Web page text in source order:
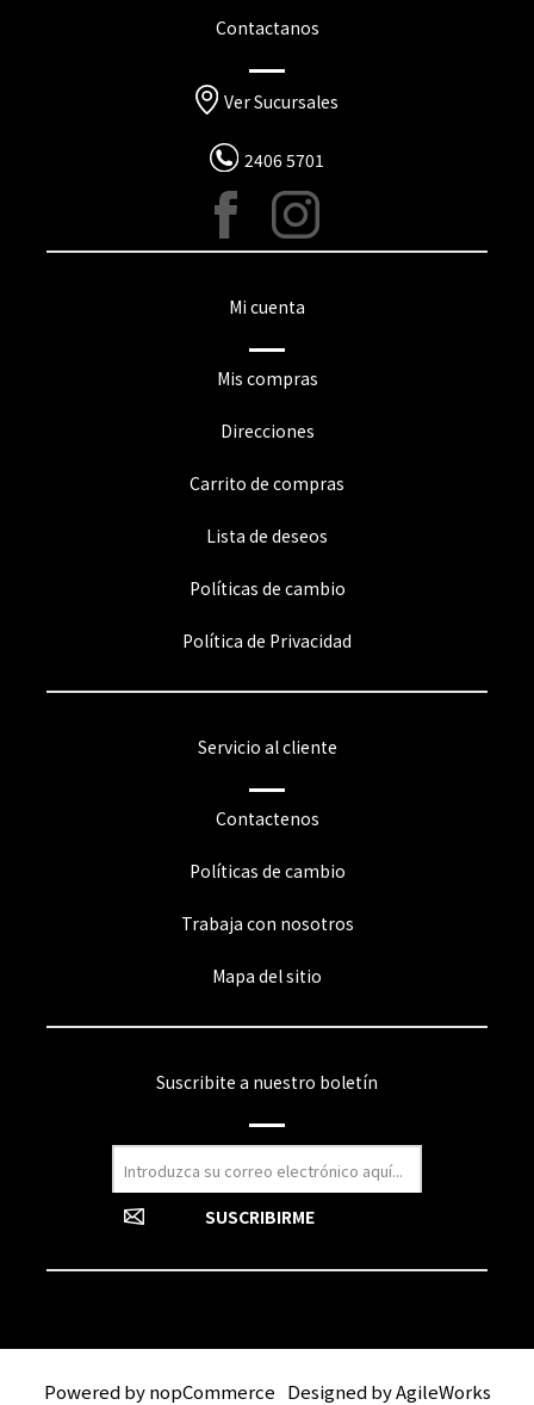
Contactanos
Ver Sucursales
2406 5701
Mi cuenta
Mis compras
Direcciones
Carrito de compras
Lista de deseos
Políticas de cambio
Política de Privacidad
Servicio al cliente
Contactenos
Políticas de cambio
Trabaja con nosotros
Mapa del sitio
Suscribite a nuestro boletín
Powered bynopCommerce Designed byAgileWorks